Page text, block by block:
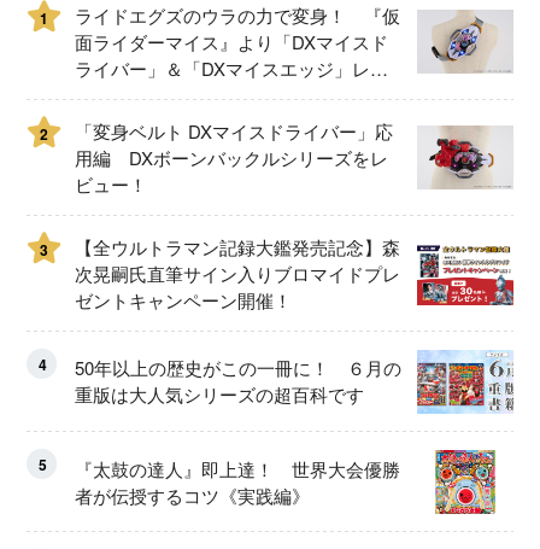
1
ライドエグズのウラの力で変身！ 『仮
面ライダーマイス』より「DXマイスド
ライバー」＆「DXマイスエッジ」レビ
ュー！
2
「変身ベルト DXマイスドライバー」応
用編 DXボーンバックルシリーズをレ
ビュー！
3
【全ウルトラマン記録大鑑発売記念】森
次晃嗣氏直筆サイン入りブロマイドプレ
ゼントキャンペーン開催！
4
50年以上の歴史がこの一冊に！ ６月の
重版は大人気シリーズの超百科です
5
『太鼓の達人』即上達！ 世界大会優勝
者が伝授するコツ《実践編》